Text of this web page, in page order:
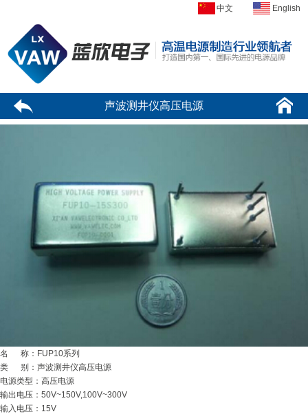
中文 English
声波测井仪高压电源
名 称：FUP10系列
类 别：声波测井仪高压电源
电源类型：高压电源
输出电压：50V~150V,100V~300V
输入电压：15V